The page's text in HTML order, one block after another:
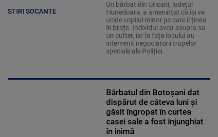
STIRI SOCANTE
Un bărbat din Uricani, județul
Hunedoara, a amenințat că își va
ucide copilul minor pe care îl ținea
în brațe. Individul avea asupra sa
un cutter, iar la fața locului au
intervenit negociatorii trupelor
speciale ale Poliției.
Bărbatul din Botoșani dat
dispărut de câteva luni și
găsit îngropat în curtea
casei sale a fost înjunghiat
în inimă